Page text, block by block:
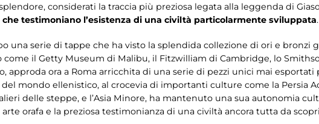
considerati la traccia più preziosa legata alla leggenda di
testimoniano l’esistenza di una civiltà particolarmente sviluppata.
una serie di tappe che ha visto la splendida collezione di ori e
il Getty Museum di Malibu, il Fitzwilliam di Cambridge, lo
approda ora a Roma arricchita di una serie di pezzi unici mai esportati
mondo ellenistico, al crocevia di importanti culture come la Persia
delle steppe, e l’Asia Minore, ha mantenuto una sua autonomia
orafa e la preziosa testimonianza di una civiltà ancora tutta da